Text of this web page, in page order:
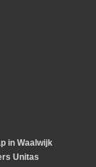
in Waalwijk
Unitas